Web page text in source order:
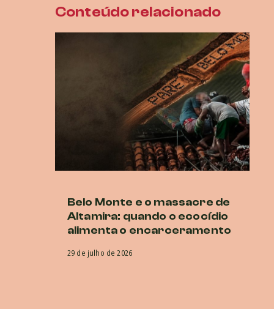
Conteúdo relacionado
Belo Monte e o massacre de
Altamira: quando o ecocídio
alimenta o encarceramento
29 de julho de 2026